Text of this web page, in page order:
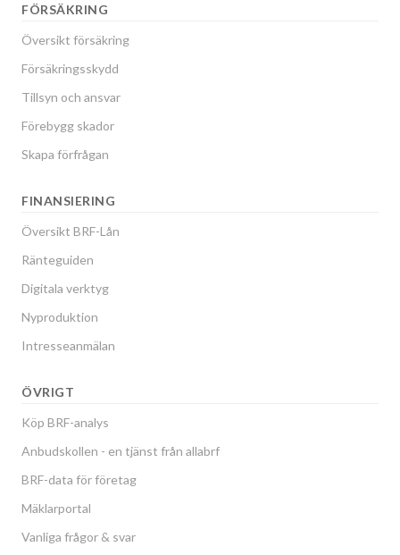
FÖRSÄKRING
Översikt försäkring
Försäkringsskydd
Tillsyn och ansvar
Förebygg skador
Skapa förfrågan
FINANSIERING
Översikt BRF-Lån
Ränteguiden
Digitala verktyg
Nyproduktion
Intresseanmälan
ÖVRIGT
Köp BRF-analys
Anbudskollen - en tjänst från allabrf
BRF-data för företag
Mäklarportal
Vanliga frågor & svar